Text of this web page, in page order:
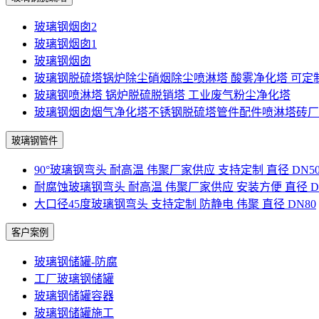
玻璃钢烟囱2
玻璃钢烟囱1
玻璃钢烟囱
玻璃钢脱硫塔锅炉除尘硝烟除尘喷淋塔 酸雾净化塔 可定
玻璃钢喷淋塔 锅炉脱硫脱销塔 工业废气粉尘净化塔
玻璃钢烟囱烟气净化塔不锈钢脱硫塔管件配件喷淋塔砖
玻璃钢管件
90°玻璃钢弯头 耐高温 伟聚厂家供应 支持定制 直径
耐腐蚀玻璃钢弯头 耐高温 伟聚厂家供应 安装方便 直径
大口径45度玻璃钢弯头 支持定制 防静电 伟聚 直径 DN80
客户案例
玻璃钢储罐-防腐
工厂玻璃钢储罐
玻璃钢储罐容器
玻璃钢储罐施工